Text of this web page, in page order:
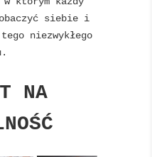
siebie i
niezwykłego
NA